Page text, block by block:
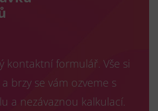
kontaktní formulář. Vše si
brzy se vám ozveme s
a nezávaznou kalkulací.